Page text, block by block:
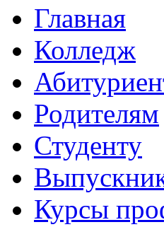
Главная
Колледж
Родителям
Студенту
Курсы